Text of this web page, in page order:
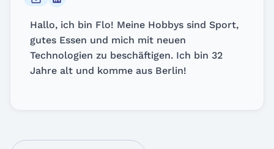
Hallo, ich bin Flo! Meine Hobbys sind Sport,
gutes Essen und mich mit neuen
Technologien zu beschäftigen. Ich bin 32
Jahre alt und komme aus Berlin!